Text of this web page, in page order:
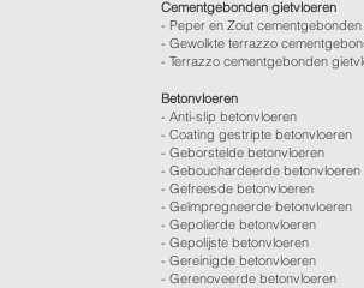
Cementgebonden gietvloeren
- Peper en Zout
- Gewolkte terrazzo
- Terrazzo cementgebonden
Betonvloeren
-Anti-slip betonvloeren
-Coating gestripte betonvloeren
-Geborstelde betonvloeren
-Gebouchardeerde betonvloeren
-Gefreesde betonvloeren
-Geïmpregneerde betonvloeren
-Gepolierde betonvloeren
-Gepolijste betonvloeren
- Gereinigde betonvloeren
-Gerenoveerde betonvloeren